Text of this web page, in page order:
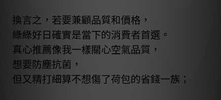
換言之，若要兼顧品質和價格，
綠綠好日確實是當下的消費者首選。
真心推薦像我一樣關心空氣品質，
想要防塵抗菌，
但又精打細算不想傷了荷包的省錢一族；